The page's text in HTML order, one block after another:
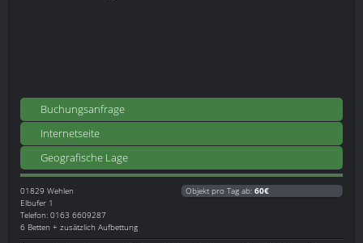
Buchungsanfrage
Internetseite
Geografische Lage
01829 Wehlen
Elbufer 1
Telefon: 0163 6609287
6 Betten + zusätzlich Aufbettung
Objekt pro Tag ab: 60€